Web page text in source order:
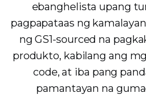
ebanghelista upang
pagpapataas ng
ng GS1-sourced na
produkto, kabilang ang
code, at iba pang
pamantayan na